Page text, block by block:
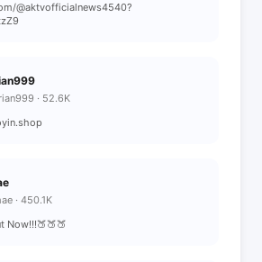
@aktvofficialnews4540?
· 52.6K
· 450.1K
Now!!!🍑🍑🍑